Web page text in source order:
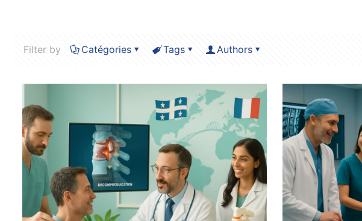
Filter by Catégories Tags Authors